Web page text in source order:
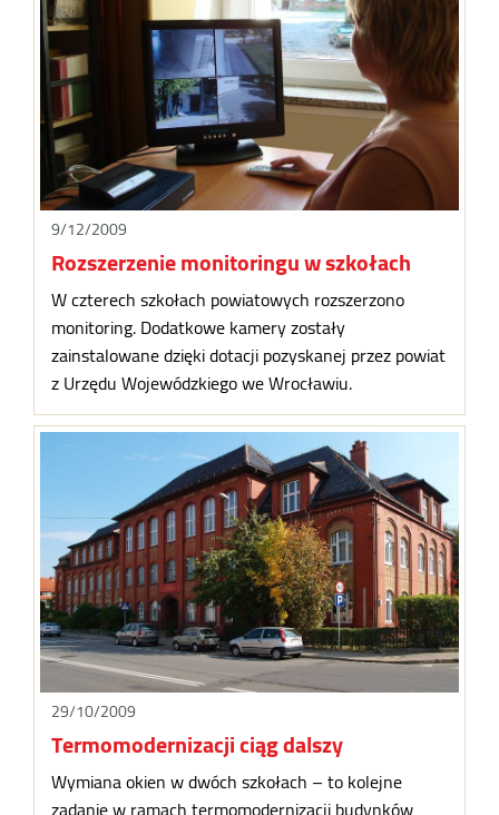
9/12/2009
Rozszerzenie monitoringu w szkołach
W czterech szkołach powiatowych rozszerzono
monitoring. Dodatkowe kamery zostały
zainstalowane dzięki dotacji pozyskanej przez powiat
z Urzędu Wojewódzkiego we Wrocławiu.
29/10/2009
Termomodernizacji ciąg dalszy
Wymiana okien w dwóch szkołach – to kolejne